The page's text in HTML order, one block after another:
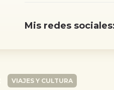
Mis redes
VIAJES Y CULTURA